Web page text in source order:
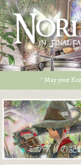
* May your
ミラプリの記